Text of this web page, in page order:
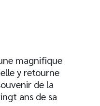
magnifique
y retourne
de la
ans de sa